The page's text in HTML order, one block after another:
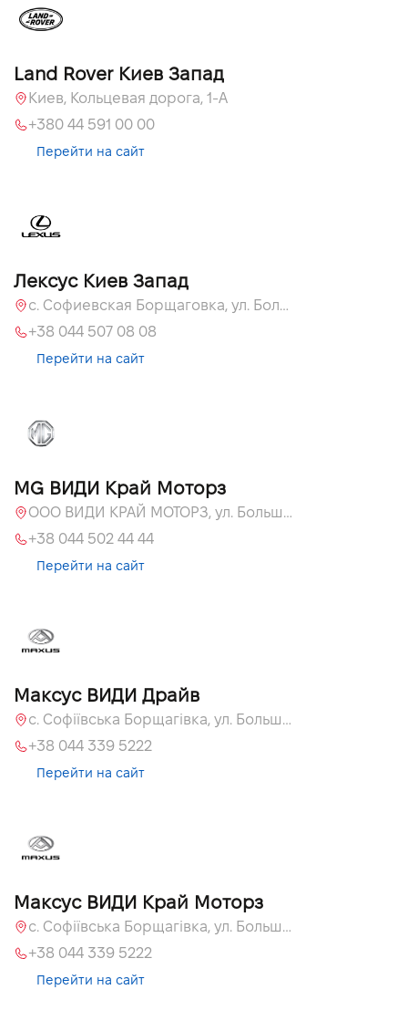
Land Rover Киев Запад
Киев, Кольцевая дорога, 1-А
+380 44 591 00 00
Перейти на сайт
Лексус Киев Запад
с. Софиевская Борщаговка, ул. Большая Кольцевая, 58
+38 044 507 08 08
Перейти на сайт
MG ВИДИ Край Моторз
ООО ВИДИ КРАЙ МОТОРЗ, ул. Большая Кольцевая, 60а
+38 044 502 44 44
Перейти на сайт
Максус ВИДИ Драйв
с. Софіївська Борщагівка, ул. Большая Кольцевая, 60а
+38 044 339 5222
Перейти на сайт
Максус ВИДИ Край Моторз
с. Софіївська Борщагівка, ул. Большая Кольцевая, 60а
+38 044 339 5222
Перейти на сайт